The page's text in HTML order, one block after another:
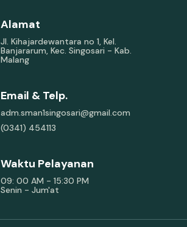
Alamat
Jl. Kihajardewantara no 1, Kel.
Banjararum, Kec. Singosari - Kab.
Malang
Email & Telp.
adm.sman1singosari@gmail.com
(0341) 454113
Waktu Pelayanan
09: 00 AM - 15:30 PM
Senin - Jum'at